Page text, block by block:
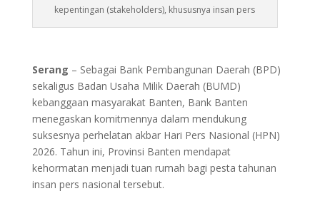
kepentingan (stakeholders), khususnya insan pers
Serang – Sebagai Bank Pembangunan Daerah (BPD)
sekaligus Badan Usaha Milik Daerah (BUMD)
kebanggaan masyarakat Banten, Bank Banten
menegaskan komitmennya dalam mendukung
suksesnya perhelatan akbar Hari Pers Nasional (HPN)
2026. Tahun ini, Provinsi Banten mendapat
kehormatan menjadi tuan rumah bagi pesta tahunan
insan pers nasional tersebut.